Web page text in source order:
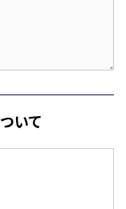
いて